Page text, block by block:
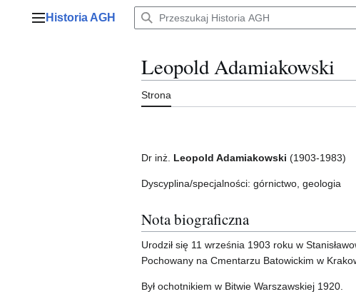
Menu główne
Historia AGH
Leopold Adamiakowski
Strona
Dr inż. Leopold Adamiakowski (1903-1983)
Dyscyplina/specjalności: górnictwo, geologia
Nota biograficzna
Urodził się 11 września 1903 roku w
Pochowany na Cmentarzu Batowickim w
Był ochotnikiem w Bitwie Warszawskiej 1920.